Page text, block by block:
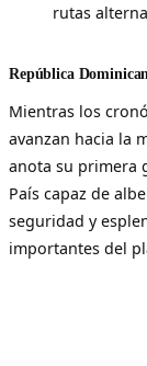
rutas
República
Mientras los
avanzan hacia la
anota su primera
País capaz de
seguridad y
importantes del